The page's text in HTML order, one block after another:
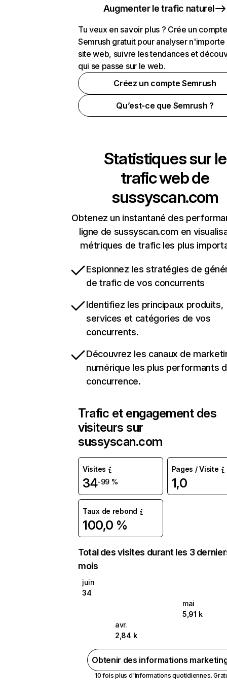
Augmenter le trafic naturel
Tu veux en savoir plus ? Crée un compte
Semrush gratuit pour analyser n'importe
site web, suivre les tendances et
qui se passe sur le web.
Créez un compte Semrush
Qu’est-ce que Semrush ?
Statistiques sur le
trafic web de
sussyscan.com
Obtenez un instantané des
ligne de sussyscan.com en
métriques de trafic les plus
Espionnez les stratégies de
de trafic de vos concurrents
Identifiez les principaux produits,
services et catégories de vos
concurrents.
Découvrez les canaux de
numérique les plus performants
concurrence.
Trafic et engagement des
visiteurs sur
sussyscan.com
Visites
34-99 %
Pages / Visite
1,0
Taux de rebond
100,0 %
Total des visites durant les 3
mois
juin
34
mai
5,91 k
avr.
2,84 k
Obtenir des informations
10 fois plus d'informations quotidiennes.